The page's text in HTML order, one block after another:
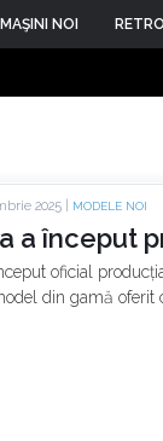
MAŞINI NOI RETRO
2025 | MODELE NOI
a început
oficial
din gamă oferit